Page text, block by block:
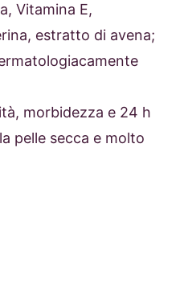
Vitamina E,
estratto di avena;
morbidezza e 24 h
pelle secca e molto